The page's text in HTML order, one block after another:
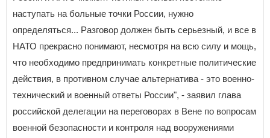
наступать на больные точки России, нужно
определяться... Разговор должен быть серьезный, и все в
НАТО прекрасно понимают, несмотря на всю силу и мощь,
что необходимо предпринимать конкретные политические
действия, в противном случае альтернатива - это военно-
технический и военный ответы России", - заявил глава
российской делегации на переговорах в Вене по вопросам
военной безопасности и контроля над вооружениями